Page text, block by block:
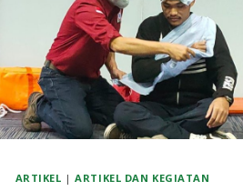
ARTIKEL |ARTIKEL DAN KEGIATAN